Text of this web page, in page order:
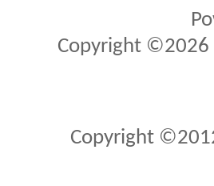
Copyright ©2026
Copyright